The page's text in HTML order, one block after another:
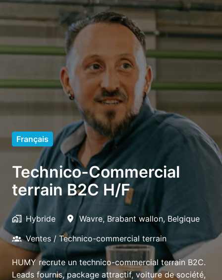
Français
Technico-Commercial
terrain B2C H/F
Hybride Wavre, Brabant wallon, Belgique
Ventes / Technico-commercial terrain
HUMY recrute un technico-commercial terrain B2C.
Leads fournis, package attractif, voiture de société,